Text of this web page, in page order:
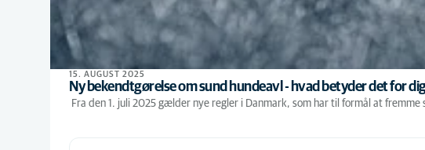
15. AUGUST 2025
Ny bekendtgørelse om sund hundeavl - hvad betyder det for
Fra den 1. juli 2025 gælder nye regler i Danmark, som har til formål at